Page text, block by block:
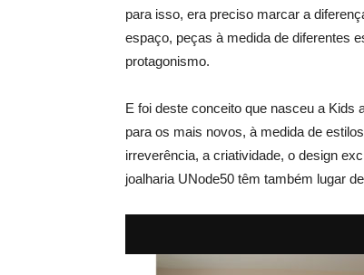
para isso, era preciso marcar a
espaço, peças à medida de diferentes
protagonismo.
E foi deste conceito que nasceu a Kids
para os mais novos, à medida de
irreverência, a criatividade, o design
joalharia UNode50 têm também lugar